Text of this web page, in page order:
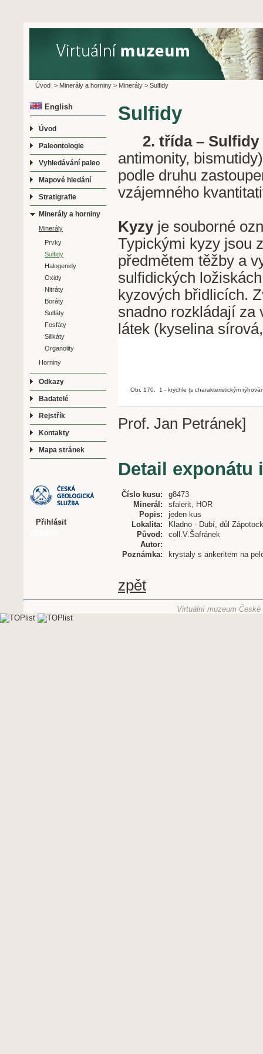
Úvod > Minerály a horniny > Minerály > Sulfidy
English
Úvod
Paleontologie
Vyhledávání paleo
Mapové hledání
Stratigrafie
Minerály a horniny
Minerály
Prvky
Sulfidy
Halogenidy
Oxidy
Nitráty
Boráty
Sulfáty
Fosfáty
Silikáty
Organolity
Horniny
Odkazy
Badatelé
Rejstřík
Kontakty
Mapa stránek
Přihlásit
Sulfidy
2. třída – Sulfidy
antimonity,
podle druhu
vzájemného
Kyzyje souborné
Typickými kyzy jsou
předmětem těžby a
sulfidických
kyzových břidlicích.
snadno rozkládají za
látek (kyselina
Obr. 170. 1 - krychle (s charakteristickým
Prof. Jan Petránek]
Detail exponátu
Číslo kusu:
g8473
Minerál:
sfalerit, HOR
Popis:
jeden kus
Lokalita:
Kladno - Dubí, důl
Původ:
coll.V.Šafránek
Autor:
Poznámka:
krystaly s ankeritem na
zpět
Virtuální muzeum